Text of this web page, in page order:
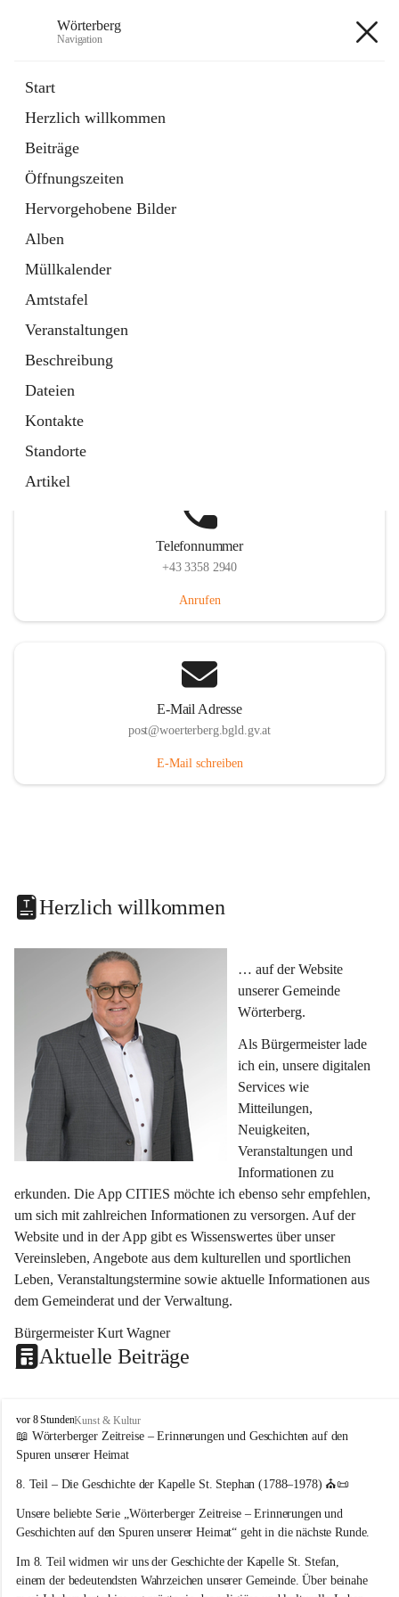
Wörterberg
Navigation
Start
Herzlich willkommen
Beiträge
Öffnungszeiten
Hervorgehobene Bilder
Alben
Müllkalender
Amtstafel
Veranstaltungen
Beschreibung
Dateien
Kontakte
Standorte
Artikel
5 Schnellzugriffe
Bürgerservice
9 Schnellzugriffe
Telefonnummer
+43 3358 2940
Anrufen
E-Mail Adresse
post@woerterberg.bgld.gv.at
E-Mail schreiben
Herzlich willkommen
… auf der Website
unserer Gemeinde
Wörterberg.
Als Bürgermeister lade
ich ein, unsere digitalen
Services wie
Mitteilungen,
Neuigkeiten,
Veranstaltungen und
Informationen zu
erkunden. Die App CITIES möchte ich ebenso sehr empfehlen,
um sich mit zahlreichen Informationen zu versorgen. Auf der
Website und in der App gibt es Wissenswertes über unser
Vereinsleben, Angebote aus dem kulturellen und sportlichen
Leben, Veranstaltungstermine sowie aktuelle Informationen aus
dem Gemeinderat und der Verwaltung.
Bürgermeister Kurt Wagner
Aktuelle Beiträge
W
ö
r
e
b
e
g
vor 8 StundenKunst & Kultur
📖 Wörterberger Zeitreise – Erinnerungen und Geschichten auf den
Spuren unserer Heimat
8. Teil – Die Geschichte der Kapelle St. Stephan (1788–1978) ⛪📜
Unsere beliebte Serie „Wörterberger Zeitreise – Erinnerungen und
Geschichten auf den Spuren unserer Heimat“ geht in die nächste Runde.
Im 8. Teil widmen wir uns der Geschichte der Kapelle St. Stefan,
einem der bedeutendsten Wahrzeichen unserer Gemeinde. Über beinahe